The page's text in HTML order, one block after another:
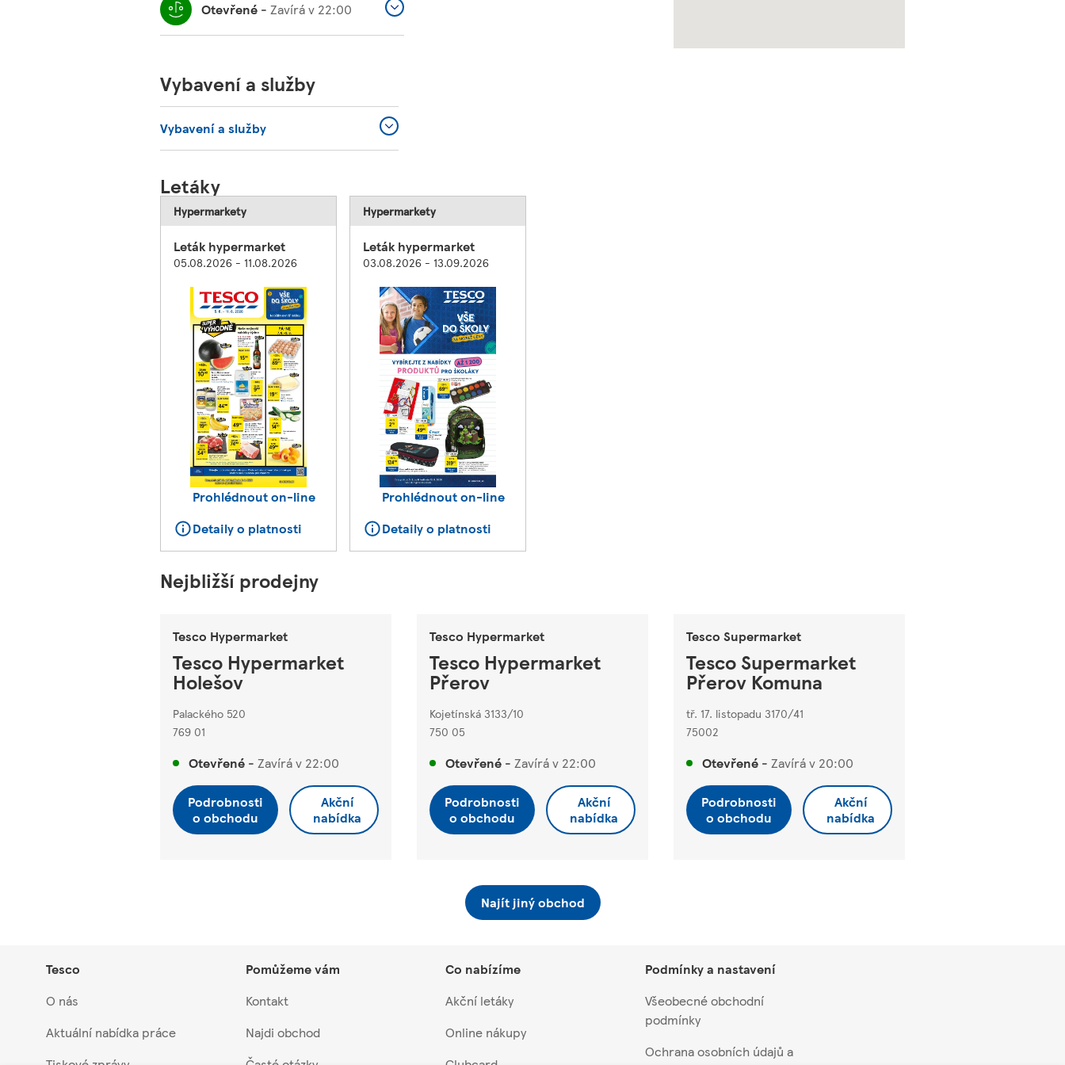
Otevřené - Zavírá v 22:00
Vybavení a služby
Vybavení a služby
Letáky
Hypermarkety
Leták hypermarket
05.08.2026 - 11.08.2026
Prohlédnout on-line
Detaily o platnosti
Hypermarkety
Leták hypermarket
03.08.2026 - 13.09.2026
Prohlédnout on-line
Detaily o platnosti
Nejbližší prodejny
Tesco Hypermarket
Tesco Hypermarket
Holešov
Palackého 520
769 01
Otevřené - Zavírá v 22:00
Podrobnosti
o obchodu
Akční
nabídka
Tesco Hypermarket
Tesco Hypermarket
Přerov
Kojetínská 3133/10
750 05
Otevřené - Zavírá v 22:00
Podrobnosti
o obchodu
Akční
nabídka
Tesco Supermarket
Tesco Supermarket
Přerov Komuna
tř. 17. listopadu 3170/41
75002
Otevřené - Zavírá v 20:00
Podrobnosti
o obchodu
Akční
nabídka
Najít jiný obchod
Tesco
O nás
Aktuální nabídka práce
Pomůžeme vám
Kontakt
Najdi obchod
Co nabízíme
Akční letáky
Online nákupy
Podmínky a nastavení
Všeobecné obchodní
podmínky
Ochrana osobních údajů a